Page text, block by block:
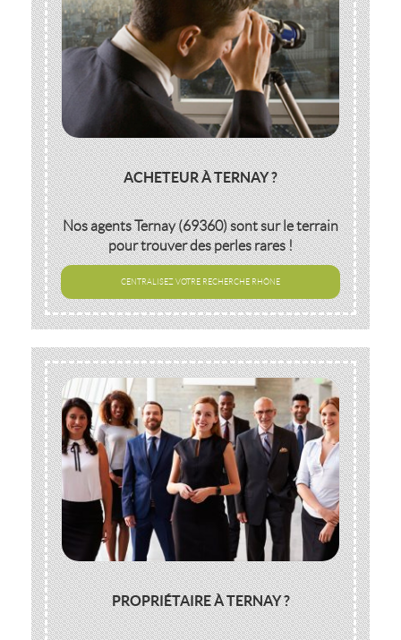
ACHETEUR À TERNAY ?
Nos agentsTernay (69360)sont sur le terrain
pour trouver des perles rares !
CENTRALISEZ VOTRE RECHERCHE RHÔNE
PROPRIÉTAIRE À TERNAY ?